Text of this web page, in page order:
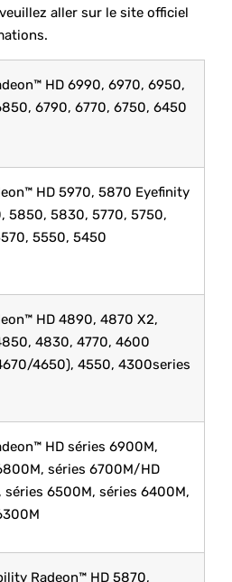
aller sur le site officiel
HD 6990, 6970, 6950,
6790, 6770, 6750, 6450
HD 5970, 5870 Eyefinity
5850, 5830, 5770, 5750,
5550, 5450
HD 4890, 4870 X2,
4830, 4770, 4600
4650), 4550, 4300series
HD séries 6900M,
séries 6700M/HD
séries 6500M, séries 6400M,
Radeon™ HD 5870,